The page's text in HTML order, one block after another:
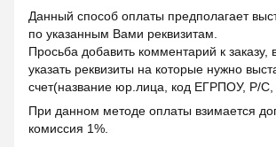
Данный способ оплаты предполагает
по указанным Вами реквизитам.
Просьба добавить комментарий к заказу,
указать реквизиты на которые нужно
счет(название юр.лица, код ЕГРПОУ, Р/С,
При данном методе оплаты взимается
комиссия 1%.